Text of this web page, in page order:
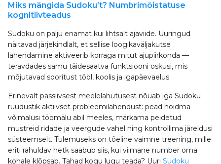
Miks mängida Sudoku’t? Numbrimõistatuse
kognitiivteadus
Sudoku on palju enamat kui lihtsalt ajaviide. Uuringud
näitavad järjekindlalt, et sellise loogikaväljakutse
lahendamine aktiveerib korraga mitut ajupiirkonda —
teravdades samu täidesaatva funktsiooni oskusi, mis
mõjutavad sooritust tööl, koolis ja igapäevaelus.
Erinevalt passiivsest meelelahutusest nõuab iga Sudoku
ruudustik aktiivset probleemilahendust: pead hoidma
võimalusi töömälu abil meeles, märkama peidetud
mustreid ridade ja veergude vahel ning kontrollima järeldusi
süsteemselt. Tulemuseks on tõeline vaimne treening, mille
eriti rahuldav hetk saabub siis, kui viimane number oma
kohale klõpsab. Tahad kogu lugu teada? Uuri Sudoku